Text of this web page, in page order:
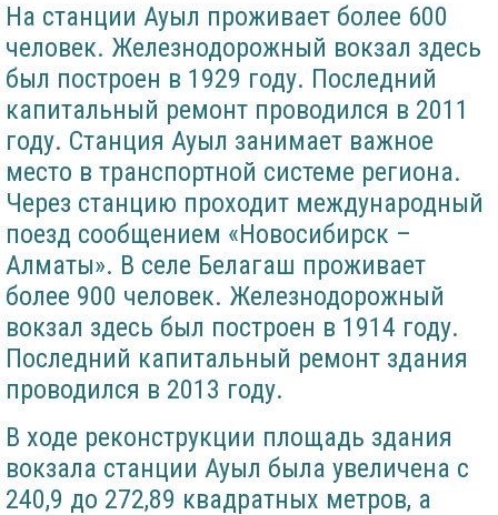
На станции Ауыл проживает более 600
человек. Железнодорожный вокзал здесь
был построен в 1929 году. Последний
капитальный ремонт проводился в 2011
году. Станция Ауыл занимает важное
место в транспортной системе региона.
Через станцию проходит международный
поезд сообщением «Новосибирск –
Алматы». В селе Белагаш проживает
более 900 человек. Железнодорожный
вокзал здесь был построен в 1914 году.
Последний капитальный ремонт здания
проводился в 2013 году.
В ходе реконструкции площадь здания
вокзала станции Ауыл была увеличена с
240,9 до 272,89 квадратных метров, а